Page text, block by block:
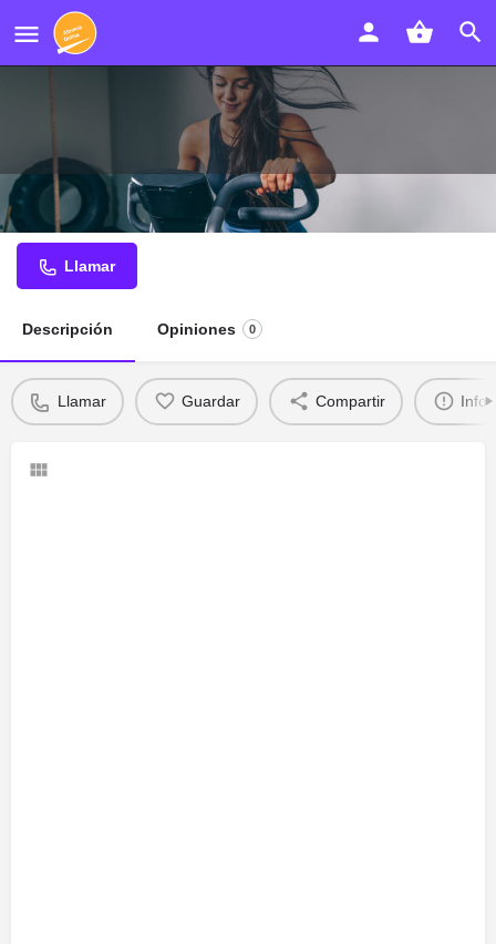
Tristan Peluqueros
Llamar
Descripción Opiniones 0
Llamar Guardar Compartir